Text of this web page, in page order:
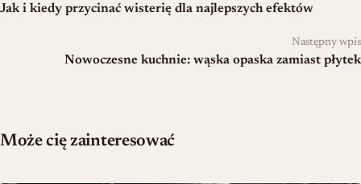
Jak i kiedy przycinać wisterię dla najlepszych efektów
Następny wpis
Nowoczesne kuchnie: wąska opaska zamiast płytek
Może cię zainteresować